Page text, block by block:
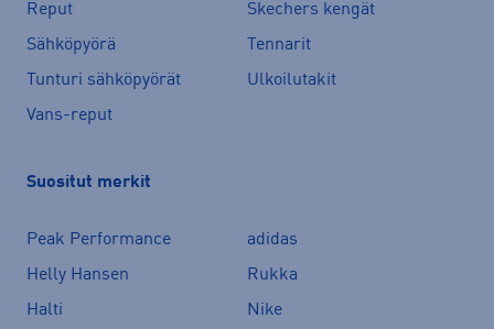
Reput
Skechers kengät
Sähköpyörä
Tennarit
Tunturi sähköpyörät
Ulkoilutakit
Vans-reput
Suositut merkit
Peak Performance
adidas
Helly Hansen
Rukka
Halti
Nike